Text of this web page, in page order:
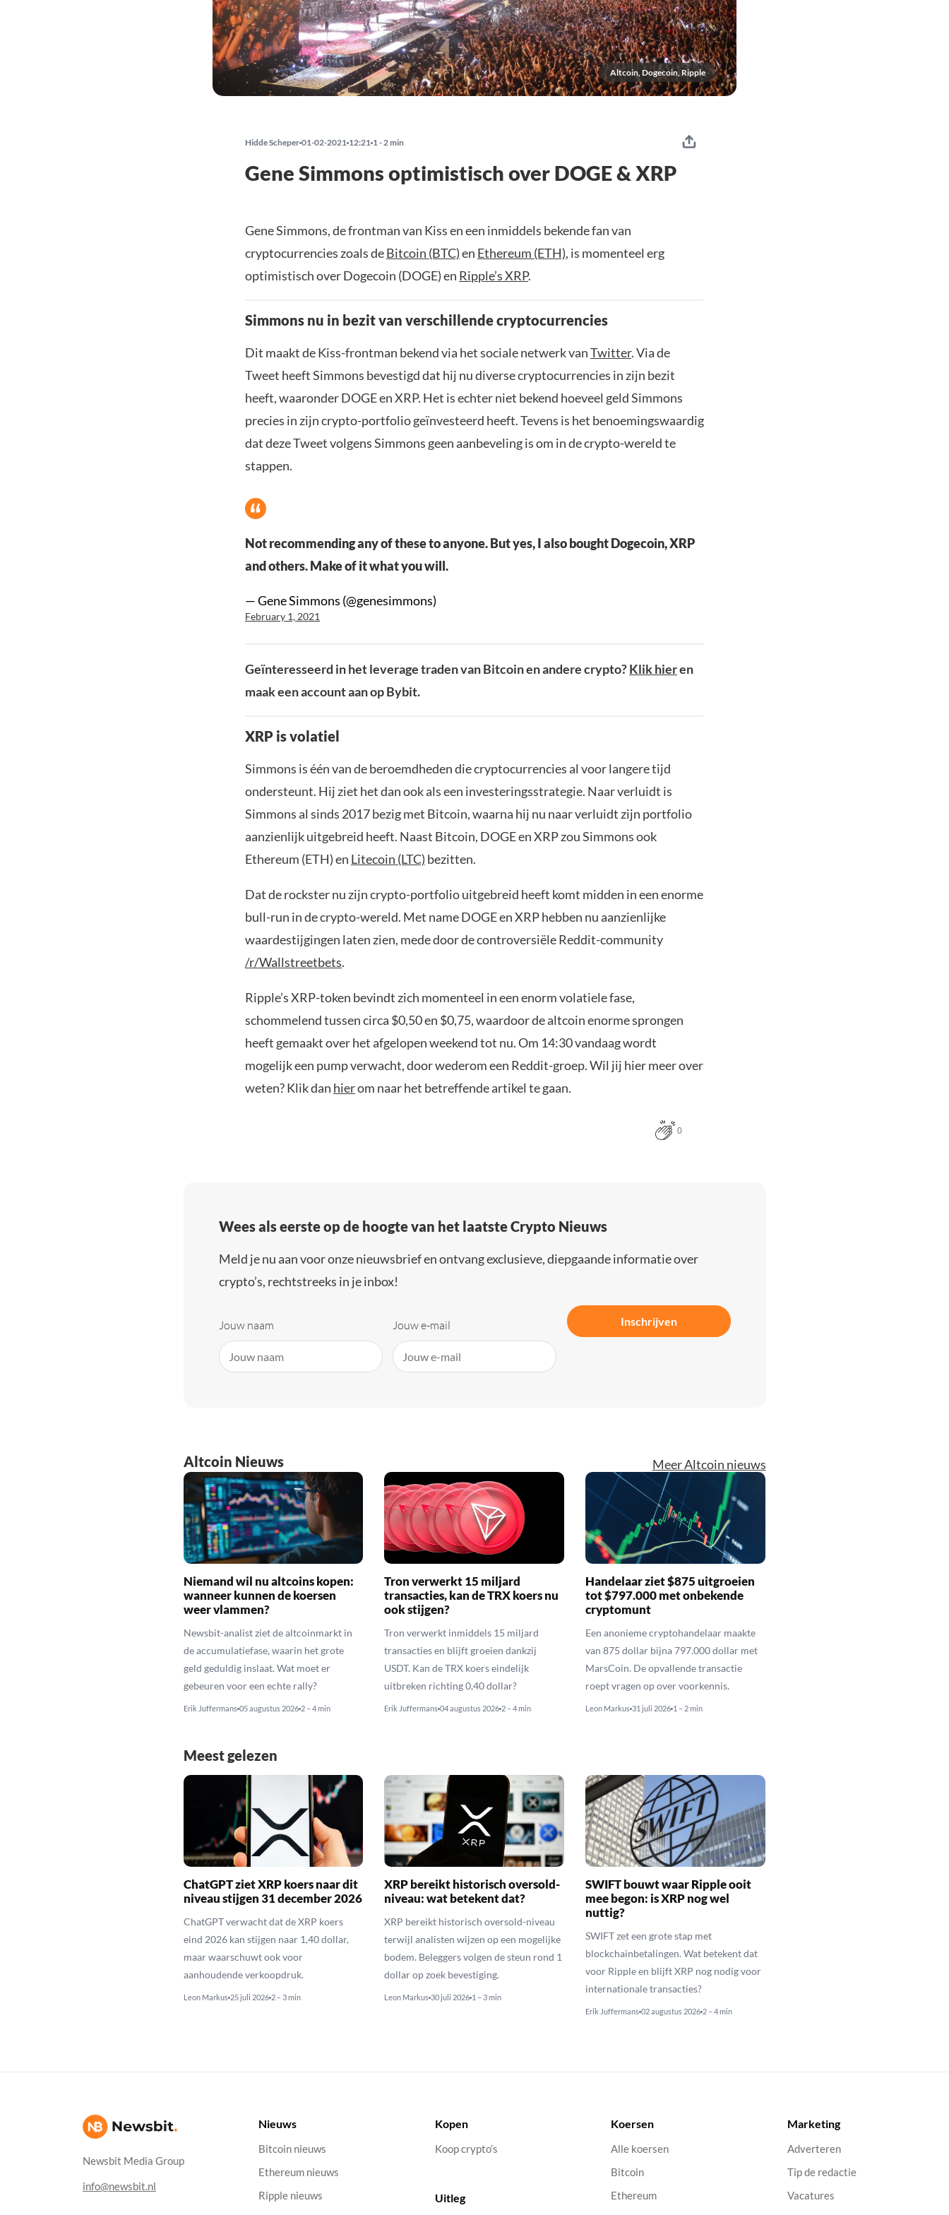
Altcoin, Dogecoin, Ripple
Hidde Scheper 01-02-2021 12:21 1 - 2 min
Gene Simmons optimistisch over DOGE & XRP
Gene Simmons, de frontman van Kiss en een inmiddels bekende fan van
cryptocurrencies zoals deBitcoin (BTC)en Ethereum (ETH), is momenteel erg
optimistisch over Dogecoin (DOGE) en Ripple’s XRP.
Simmons nu in bezit van verschillende cryptocurrencies
Dit maakt de Kiss-frontman bekend via het sociale netwerk vanTwitter. Via de
Tweet heeft Simmons bevestigd dat hij nu diverse cryptocurrencies in zijn bezit
heeft, waaronder DOGE en XRP. Het is echter niet bekend hoeveel geld Simmons
precies in zijn crypto-portfolio geïnvesteerd heeft. Tevens is het benoemingswaardig
dat deze Tweet volgens Simmons geen aanbeveling is om in de crypto-wereld te
stappen.
Not recommending any of these to anyone. But yes, I also bought Dogecoin, XRP
and others. Make of it what you will.
— Gene Simmons (@genesimmons)
February 1, 2021
Geïnteresseerd in het leverage traden van Bitcoin en andere crypto?Klik hieren
maak een account aan op Bybit.
XRP is volatiel
Simmons is één van de beroemdheden die cryptocurrencies al voor langere tijd
ondersteunt. Hij ziet het dan ook als een investeringsstrategie. Naar verluidt is
Simmons al sinds 2017 bezig met Bitcoin, waarna hij nu naar verluidt zijn portfolio
aanzienlijk uitgebreid heeft. Naast Bitcoin, DOGE en XRP zou Simmons ook
Ethereum (ETH) en Litecoin (LTC) bezitten.
Dat de rockster nu zijn crypto-portfolio uitgebreid heeft komt midden in een enorme
bull-run in de crypto-wereld. Met name DOGE en XRP hebben nu aanzienlijke
waardestijgingen laten zien, mede door de controversiële Reddit-community
/r/Wallstreetbets.
Ripple’s XRP-token bevindt zich momenteel in een enorm volatiele fase,
schommelend tussen circa $0,50 en $0,75, waardoor de altcoin enorme sprongen
heeft gemaakt over het afgelopen weekend tot nu. Om 14:30 vandaag wordt
mogelijk een pump verwacht, door wederom een Reddit-groep. Wil jij hier meer over
weten? Klik dan hierom naar het betreffende artikel te gaan.
0
Wees als eerste op de hoogte van het laatste Crypto Nieuws
Meld je nu aan voor onze nieuwsbrief en ontvang exclusieve, diepgaande informatie over
crypto’s, rechtstreeks in je inbox!
Jouw naam Jouw e-mail Inschrijven
Altcoin Nieuws Meer Altcoin nieuws
Niemand wil nu altcoins kopen:
wanneer kunnen de koersen
weer vlammen?
Newsbit-analist ziet de altcoinmarkt in
de accumulatiefase, waarin het grote
geld geduldig inslaat. Wat moet er
gebeuren voor een echte rally?
Erik Juffermans 05 augustus 2026 2 – 4 min
Tron verwerkt 15 miljard
transacties, kan de TRX koers nu
ook stijgen?
Tron verwerkt inmiddels 15 miljard
transacties en blijft groeien dankzij
USDT. Kan de TRX koers eindelijk
uitbreken richting 0,40 dollar?
Erik Juffermans 04 augustus 2026 2 – 4 min
Handelaar ziet $875 uitgroeien
tot $797.000 met onbekende
cryptomunt
Een anonieme cryptohandelaar maakte
van 875 dollar bijna 797.000 dollar met
MarsCoin. De opvallende transactie
roept vragen op over voorkennis.
Leon Markus 31 juli 2026 1 – 2 min
Meest gelezen
ChatGPT ziet XRP koers naar dit
niveau stijgen 31 december 2026
ChatGPT verwacht dat de XRP koers
eind 2026 kan stijgen naar 1,40 dollar,
maar waarschuwt ook voor
aanhoudende verkoopdruk.
Leon Markus 25 juli 2026 2 – 3 min
XRP bereikt historisch oversold-
niveau: wat betekent dat?
XRP bereikt historisch oversold-niveau
terwijl analisten wijzen op een mogelijke
bodem. Beleggers volgen de steun rond 1
dollar op zoek bevestiging.
Leon Markus 30 juli 2026 1 – 3 min
SWIFT bouwt waar Ripple ooit
mee begon: is XRP nog wel
nuttig?
SWIFT zet een grote stap met
blockchainbetalingen. Wat betekent dat
voor Ripple en blijft XRP nog nodig voor
internationale transacties?
Erik Juffermans 02 augustus 2026 2 – 4 min
Newsbit Media Group
info@newsbit.nl
Nieuws
Bitcoin nieuws
Ethereum nieuws
Ripple nieuws
Kopen
Koop crypto’s
Uitleg
Koersen
Alle koersen
Bitcoin
Ethereum
Marketing
Adverteren
Tip de redactie
Vacatures